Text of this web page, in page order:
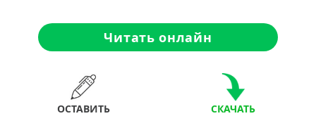
Читать онлайн
ОСТАВИТЬ
СКАЧАТЬ